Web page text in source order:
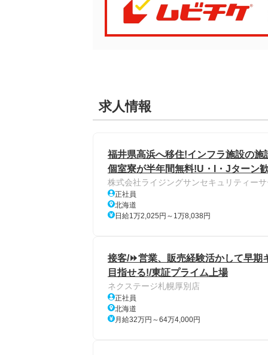
求人情報
福井県高浜へ移住!インフラ施設の
個室寮が半年間無料!U・I・Jターン
株式会社ライジングサンセキュリティー
正社員
北海道
日給1万2,025円～1万8,038円
接客/⏩️営業、販売経験活かして早
目指せる!/東証プライム上場
ネクステージ札幌厚別店
正社員
北海道
月給32万円～64万4,000円